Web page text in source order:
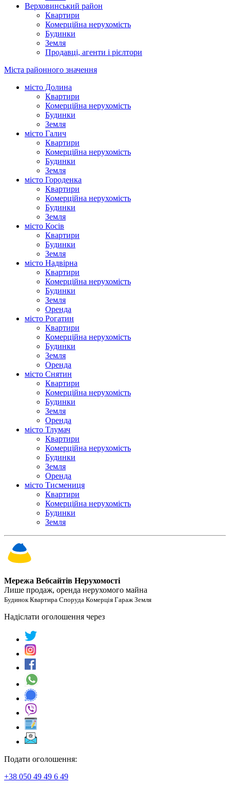
Верховинський район
Квартири
Комерційна нерухомість
Будинки
Земля
Продавці, агенти і рієлтори
Міста районного значення
місто Долина
Квартири
Комерційна нерухомість
Будинки
Земля
місто Галич
Квартири
Комерційна нерухомість
Будинки
Земля
місто Городенка
Квартири
Комерційна нерухомість
Будинки
Земля
місто Косів
Квартири
Будинки
Земля
місто Надвірна
Квартири
Комерційна нерухомість
Будинки
Земля
Оренда
місто Рогатин
Квартири
Комерційна нерухомість
Будинки
Земля
Оренда
місто Снятин
Квартири
Комерційна нерухомість
Будинки
Земля
Оренда
місто Тлумач
Квартири
Комерційна нерухомість
Будинки
Земля
Оренда
місто Тисмениця
Квартири
Комерційна нерухомість
Будинки
Земля
Мережа Вебсайтів Нерухомості
Лише продаж, оренда нерухомого майна
Будинок Квартира Споруда Комерція Гараж Земля
Надіслати оголошення через
Подати оголошення:
+38 050 49 49 6 49